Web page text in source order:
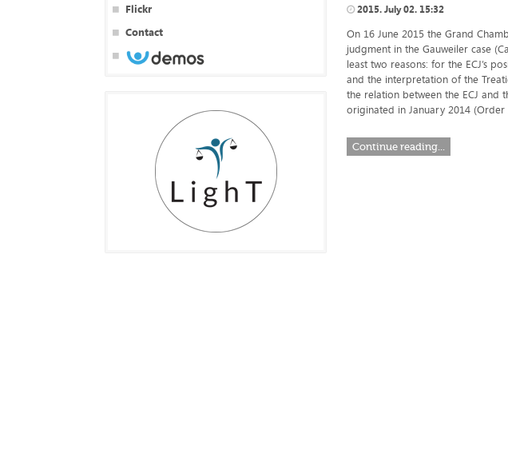
Flickr
Contact
2015. July 02. 15:32
On 16 June 2015 the Grand
judgment in the Gauweiler case
least two reasons: for the ECJ’s
and the interpretation of the
the relation between the ECJ and
originated in January 2014 (Order
Continue reading...